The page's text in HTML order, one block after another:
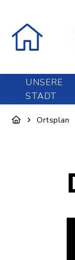
UNSERE
STADT
Ortsplan